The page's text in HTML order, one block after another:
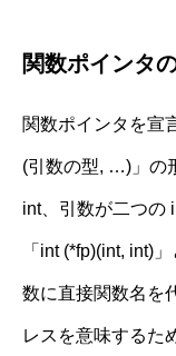
関数ポインタ
関数ポインタを宣
(引数の型, …)」の
int、引数が二つの
「int (*fp)(int, int)
数に直接関数名を
レスを意味するた